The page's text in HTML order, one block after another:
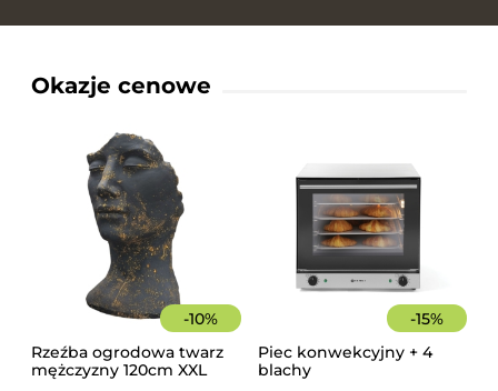
Okazje cenowe
-10%
Rzeźba ogrodowa twarz
mężczyzny 120cm XXL
-15%
Piec konwekcyjny + 4
blachy